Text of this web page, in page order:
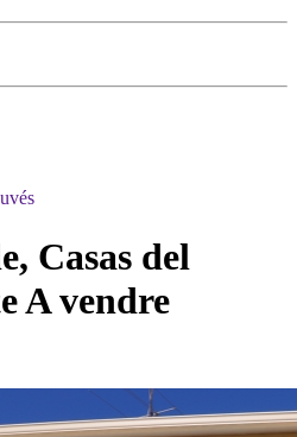
Casas del
A vendre